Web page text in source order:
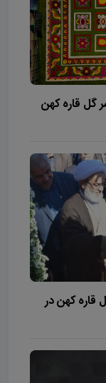
قاره کهن
قاره کهن در